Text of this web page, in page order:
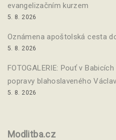
evangelizačním kurzem
5. 8. 2026
Oznámena apoštolská cesta
5. 8. 2026
FOTOGALERIE: Pouť v
popravy blahoslaveného
5. 8. 2026
Modlitba.cz